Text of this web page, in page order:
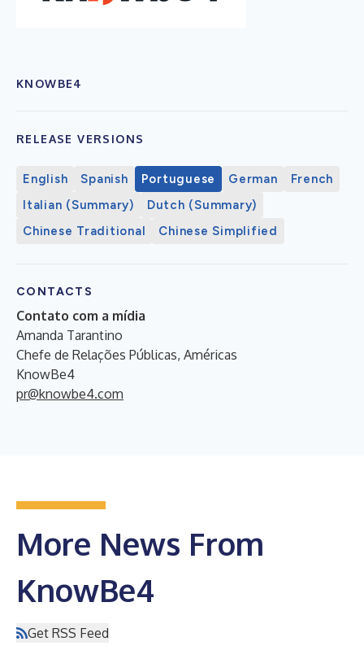
KNOWBE4
RELEASE VERSIONS
English Spanish Portuguese German
French
Italian (Summary)
Dutch (Summary)
Chinese Traditional
Chinese Simplified
CONTACTS
Contato com a mídia
Amanda Tarantino
Chefe de Relações Públicas, Américas
KnowBe4
pr@knowbe4.com
More News From
KnowBe4
Get RSS Feed